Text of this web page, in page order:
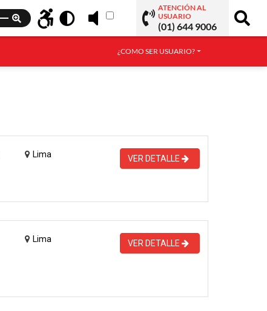
ATENCIÓN AL
USUARIO
(01) 644 9006
¿COMO SER USUARIO?
Lima VER DETALLE
Lima VER DETALLE